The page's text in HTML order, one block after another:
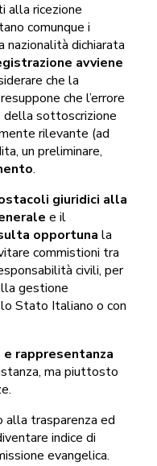
alla ricezione
comunque i
nazionalità dichiarata
avviene
che la
che l’errore
sottoscrizione
rilevante (ad
un preliminare,
.
giuridici alla
e il
opportuna la
commistioni tra
civili, per
gestione
Stato Italiano o con
rappresentanza
ma piuttosto
trasparenza ed
indice di
evangelica.